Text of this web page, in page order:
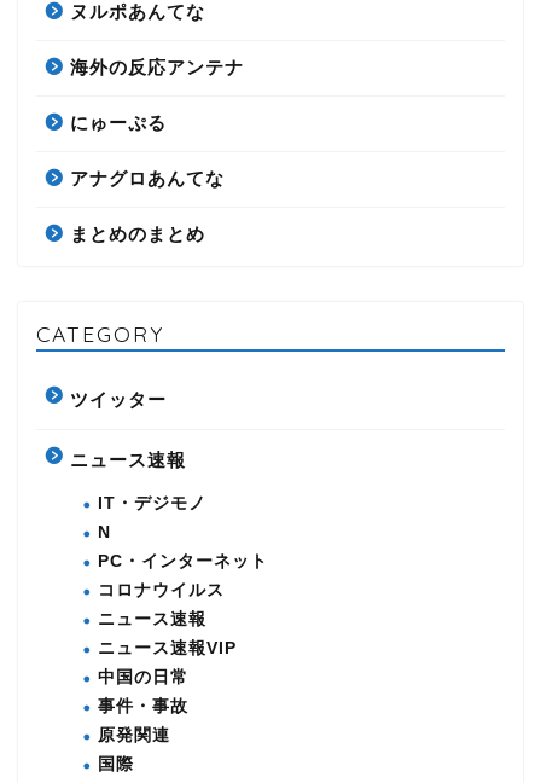
ヌルポあんてな
海外の反応アンテナ
にゅーぷる
アナグロあんてな
まとめのまとめ
CATEGORY
ツイッター
ニュース速報
IT・デジモノ
N
PC・インターネット
コロナウイルス
ニュース速報
ニュース速報VIP
中国の日常
事件・事故
原発関連
国際